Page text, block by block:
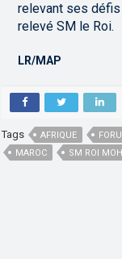
relevant ses
relevé SM le Roi.
LR/MAP
Tags AFRIQUE
MAROC
SM ROI